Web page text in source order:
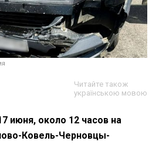
Читайте також
українською мовою
июня, около 12 часов на
Ковель-Черновцы-